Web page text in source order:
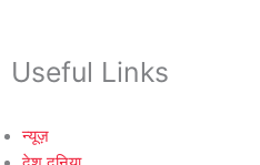
Useful Links
न्यूज़